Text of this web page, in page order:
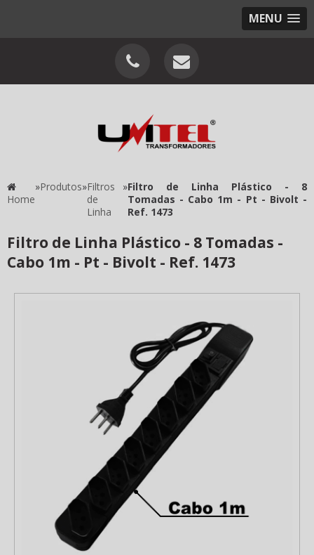
MENU
Home
»Produtos»Filtros
de
Linha
»Filtro de Linha Plástico - 8
Tomadas - Cabo 1m - Pt - Bivolt -
Ref. 1473
Filtro de Linha Plástico - 8 Tomadas -
Cabo 1m - Pt - Bivolt - Ref. 1473